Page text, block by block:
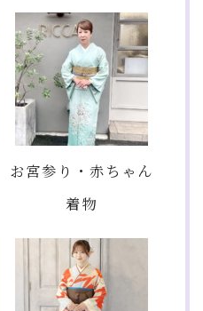
お宮参り・赤ちゃん
着物